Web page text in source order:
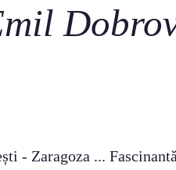
- Zaragoza ...